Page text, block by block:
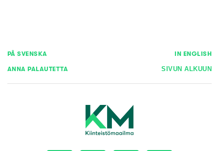
PÅ SVENSKA IN ENGLISH
ANNA PALAUTETTA SIVUN ALKUUN